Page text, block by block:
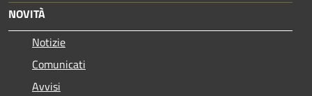
NOVITÀ
Notizie
Comunicati
Avvisi